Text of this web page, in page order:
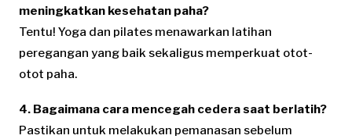
meningkatkan kesehatan paha?
Tentu! Yoga dan pilates menawarkan latihan
peregangan yang baik sekaligus memperkuat otot-
otot paha.
4. Bagaimana cara mencegah cedera saat berlatih?
Pastikan untuk melakukan pemanasan sebelum